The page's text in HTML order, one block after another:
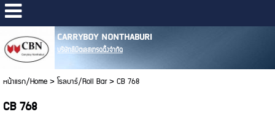
CARRYBOY NONTHABURI
บริษัทลิมิตเลสเทรดดิ้งจำกัด
หน้าแรก/Home>โรลบาร์/Roll Bar>CB 768
CB 768